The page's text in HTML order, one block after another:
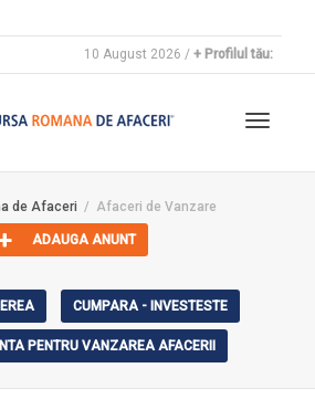
10 August 2026 / + Profilul tău:
de Afaceri Afaceri de Vanzare
ADAUGA ANUNT
CUMPARA - INVESTESTE
PENTRU VANZAREA AFACERII